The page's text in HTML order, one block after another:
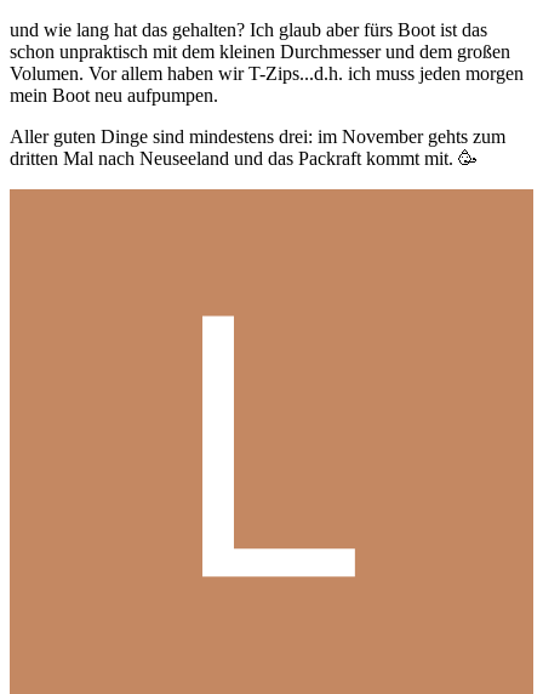
und wie lang hat das gehalten? Ich glaub aber fürs Boot ist das
schon unpraktisch mit dem kleinen Durchmesser und dem großen
Volumen. Vor allem haben wir T-Zips...d.h. ich muss jeden morgen
mein Boot neu aufpumpen.
Aller guten Dinge sind mindestens drei: im November gehts zum
dritten Mal nach Neuseeland und das Packraft kommt mit. 🥳